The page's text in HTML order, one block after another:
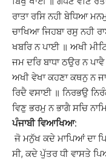
ਰਾਤਾ ਰਸਿ ਨਹੀ ਬੇਧਿਆ
ਚਾਖਿਆ ਜਿਹਬਾ ਰਸੁ ਨਹੀ
ਖਬਰਿ ਨ ਪਾਈ ॥ ਅਖੀ
ਜਮ ਦਰਿ ਬਾਧਾ ਠਉਰ ਨ
ਅਖੀ ਵੇਖਾ ਕਹਣਾ ਕਥਨੁ ਨ
ਰਿਦੈ ਵਸਾਈ ॥ ਨਿਰਭਉ
ਵਿਣੁ ਭਰਮੁ ਨ ਭਾਗੈ ਸਚਿ
ਪੰਜਾਬੀ ਵਿਆਖਿਆ:
ਜੋ ਮਨੁੱਖ ਕਦੇ ਮਾਪਿਆਂ ਦਾ
ਸੀ, ਕਦੇ ਪੁੱਤਰ ਧੀ ਵਾਸਤੇ